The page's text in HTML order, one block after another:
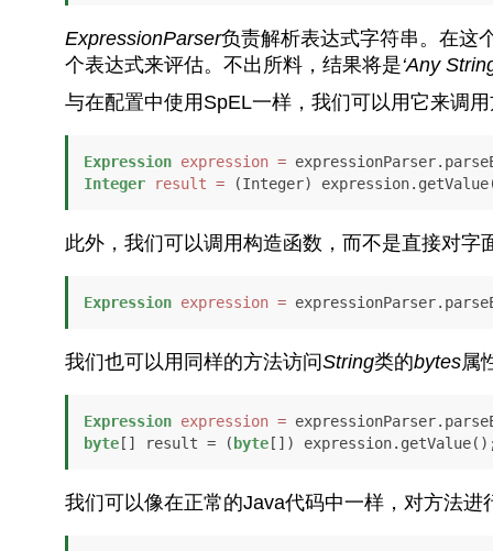
ExpressionParser负责解析表达式字符串。在这
个表达式来评估。不出所料，结果将是‘Any
与在配置中使用SpEL一样，我们可以用它来调
Expression expression =
Integer
result = (Integer)
此外，我们可以调用构造函数，而不是直接对字
Expression expression =
我们也可以用同样的方法访问String类的bytes属
Expression expression =
byte[] result = ( byte[])
我们可以像在正常的Java代码中一样，对方法进